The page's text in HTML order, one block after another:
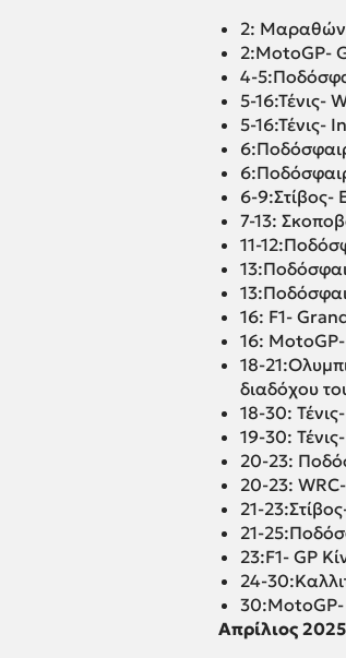
2:
2:MotoGP-
4-
5-16:Τένις-
5-16:Τένις-
6-9:Στίβος-
7-13:
11-
16: F1-
16:
18-
διαδόχου
18-30:
19-30:
20-23:
20-23:
21-
21-
23:F1- GP
24-
30:MotoGP-
Απρίλιος 2025